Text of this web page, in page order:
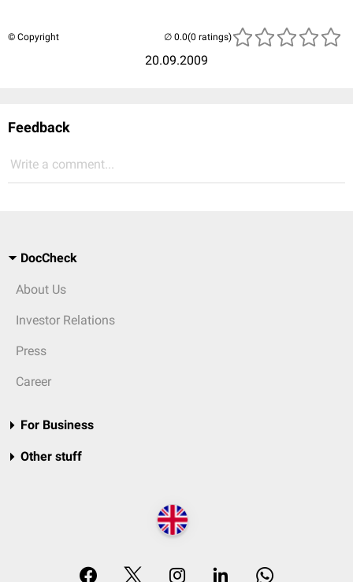
© Copyright
20.09.2009
(0 ratings)
Feedback
Write a comment...
DocCheck
About Us
Investor Relations
Press
Career
For Business
Other stuff